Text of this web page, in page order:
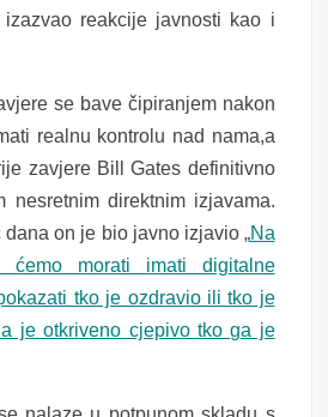
reakcije javnosti kao i
se bave čipiranjem nakon
realnu kontrolu nad nama,a
zavjere Bill Gates definitivno
nesretnim direktnim izjavama.
on je bio javno izjavio „Na
ćemo morati imati digitalne
tko je ozdravio ili tko je
je otkriveno cjepivo tko ga je